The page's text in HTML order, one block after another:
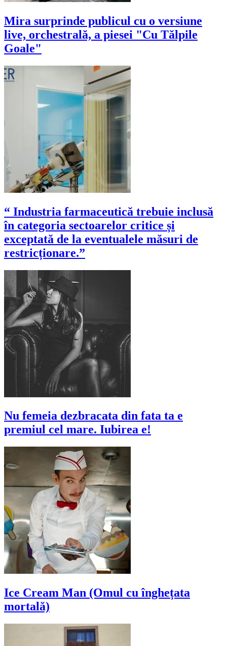
Mira surprinde publicul cu o versiune
live, orchestrală, a piesei "Cu Tălpile
Goale"
“ Industria farmaceutică trebuie inclusă
în categoria sectoarelor critice și
exceptată de la eventualele măsuri de
restricționare.”
Nu femeia dezbracata din fata ta e
premiul cel mare. Iubirea e!
Ice Cream Man (Omul cu înghețata
mortală)